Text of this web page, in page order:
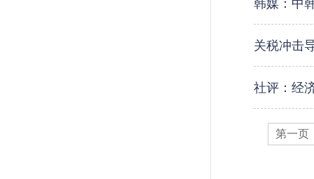
韩媒：中
关税冲击
社评：经
第一页